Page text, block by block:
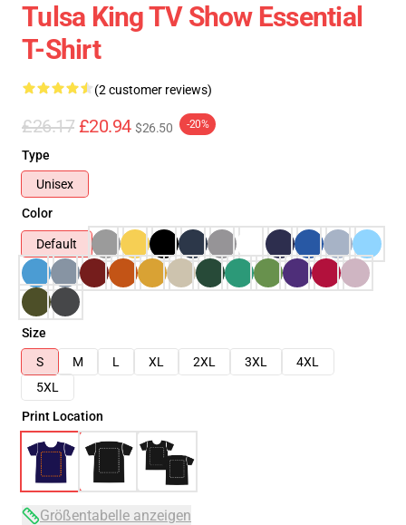
Tulsa King TV Show Essential
T-Shirt
(2 customer reviews)
£26.17 £20.94 $26.50 -20%
Type
Unisex
Color
Default
Size
S
M L XL 2XL 3XL
4XL
5XL
Print Location
Größentabelle anzeigen